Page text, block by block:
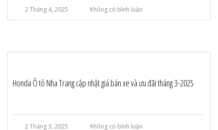
2 Tháng 4, 2025 Không có bình luận
Honda Ô tô Nha Trang cập nhật giá bán xe và ưu đãi tháng 3-2025
2 Tháng 3, 2025 Không có bình luận